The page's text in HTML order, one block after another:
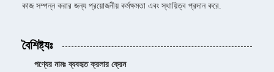
কাজ সম্পন্ন করার জন্য প্রয়োজনীয় কর্মক্ষমতা এবং স্থায়িত্ব প্রদান করে.
বৈশিষ্ট্যঃ
পণ্যের নামঃ ব্যবহৃত ক্রলার ক্রেন